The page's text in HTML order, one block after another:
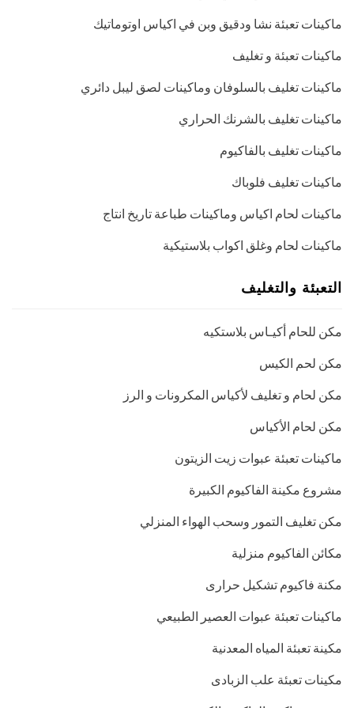
ماكينات تعبئة نشا ودقيق وبن في اكياس اوتوماتيك
ماكينات تعبئة و تغليف
ماكينات تغليف بالسلوفان وماكينات لصق ليبل دائري
ماكينات تغليف بالشرنك الحراري
ماكينات تغليف بالفاكيوم
ماكينات تغليف فلوباك
ماكينات لحام اكياس وماكينات طباعة تاريخ انتاج
ماكينات لحام وغلق اكواب بلاستيكية
التعبئة والتغليف
مكن للحام أكيـاس بلاستكيه
مكن لحم الكيس
مكن لحام و تغليف لأكياس المكرونات و الرز
مكن لحام الأكياس
ماكينات تعبئة عبوات زيت الزيتون
مشروع مكينة الفاكيوم الكبيرة
مكن تغليف التمور وسحب الهواء المنزلي
مكائن الفاكيوم منزلية
مكنة فاكيوم تشكيل حرارى
ماكينات تعبئة عبوات العصير الطبيعي
مكينة تعبئة المياه المعدنية
مكينات تعبئة علب الزبادى